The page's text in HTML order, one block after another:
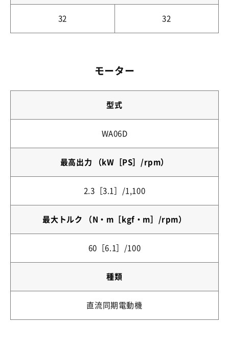
32 32
モーター
型式
WA06D
最高出力 （kW［PS］/rpm）
2.3［3.1］/1,100
最大トルク （N・m［kgf・m］/rpm）
60［6.1］/100
種類
直流同期電動機